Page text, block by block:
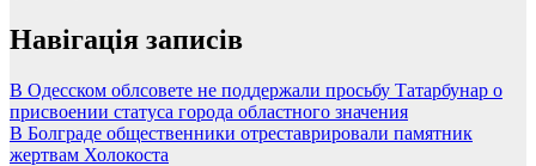
Навігація записів
В Одесском облсовете не поддержали просьбу Татарбунар о
присвоении статуса города областного значения
В Болграде общественники отреставрировали памятник
жертвам Холокоста